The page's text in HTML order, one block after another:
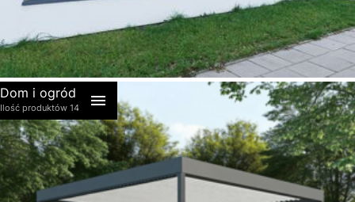
Dom i ogród
Ilość produktów 14